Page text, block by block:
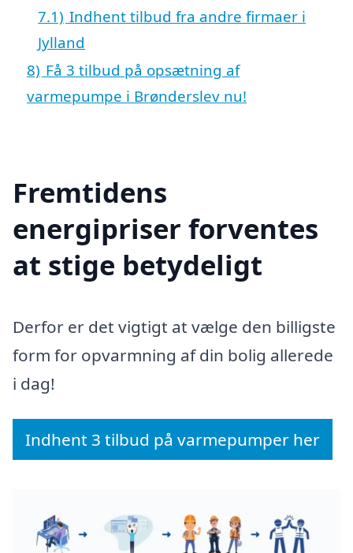
7.1) Indhent tilbud fra andre firmaer i
Jylland
8) Få 3 tilbud på opsætning af
varmepumpe i Brønderslev nu!
Fremtidens
energipriser forventes
at stige betydeligt
Derfor er det vigtigt at vælge den billigste
form for opvarmning af din bolig allerede
i dag!
Indhent 3 tilbud på varmepumper her